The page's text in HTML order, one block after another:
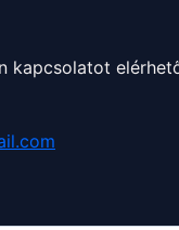
kapcsolatot